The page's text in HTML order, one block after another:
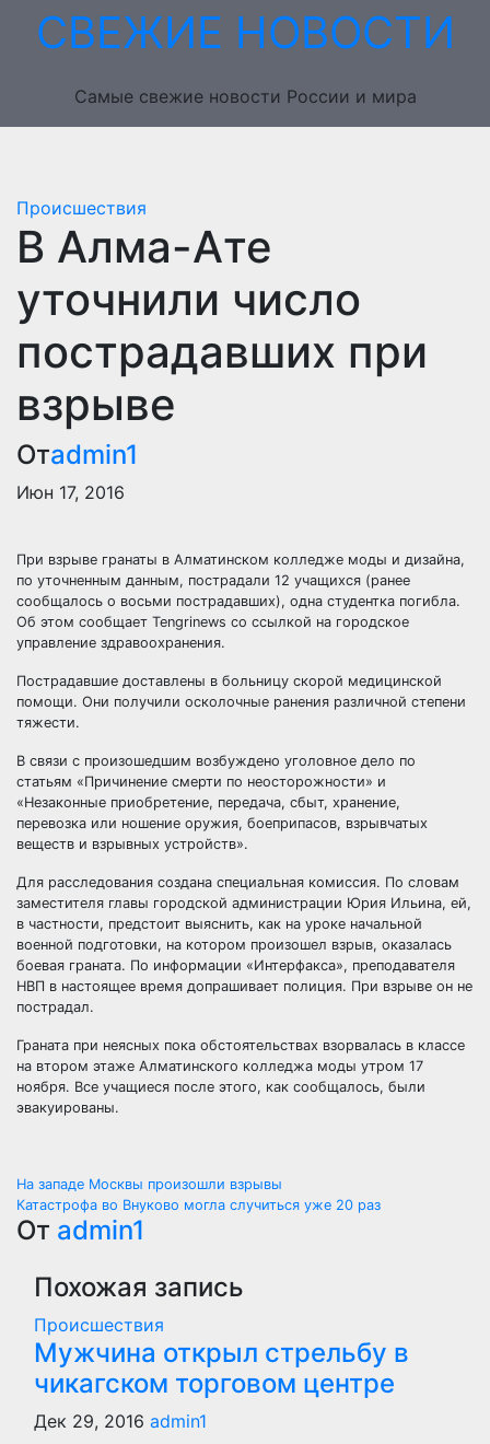
ПерейтиСВЕЖИЕ НОВОСТИ
Самые свежие новости России и мира
Происшествия
В Алма-Ате
уточнили число
пострадавших при
взрыве
Отadmin1
Июн 17, 2016
При взрыве гранаты в Алматинском колледже моды и дизайна,
по уточненным данным, пострадали 12 учащихся (ранее
сообщалось о восьми пострадавших), одна студентка погибла.
Об этом сообщает Tengrinews со ссылкой на городское
управление здравоохранения.
Пострадавшие доставлены в больницу скорой медицинской
помощи. Они получили осколочные ранения различной степени
тяжести.
В связи с произошедшим возбуждено уголовное дело по
статьям «Причинение смерти по неосторожности» и
«Незаконные приобретение, передача, сбыт, хранение,
перевозка или ношение оружия, боеприпасов, взрывчатых
веществ и взрывных устройств».
Для расследования создана специальная комиссия. По словам
заместителя главы городской администрации Юрия Ильина, ей,
в частности, предстоит выяснить, как на уроке начальной
военной подготовки, на котором произошел взрыв, оказалась
боевая граната. По информации «Интерфакса», преподавателя
НВП в настоящее время допрашивает полиция. При взрыве он не
пострадал.
Граната при неясных пока обстоятельствах взорвалась в классе
на втором этаже Алматинского колледжа моды утром 17
ноября. Все учащиеся после этого, как сообщалось, были
эвакуированы.
Навигация
по
записям
На западе Москвы произошли взрывы
Катастрофа во Внуково могла случиться уже 20 раз
От admin1
Похожая запись
Происшествия
Мужчина открыл стрельбу в
чикагском торговом центре
Дек 29, 2016 admin1